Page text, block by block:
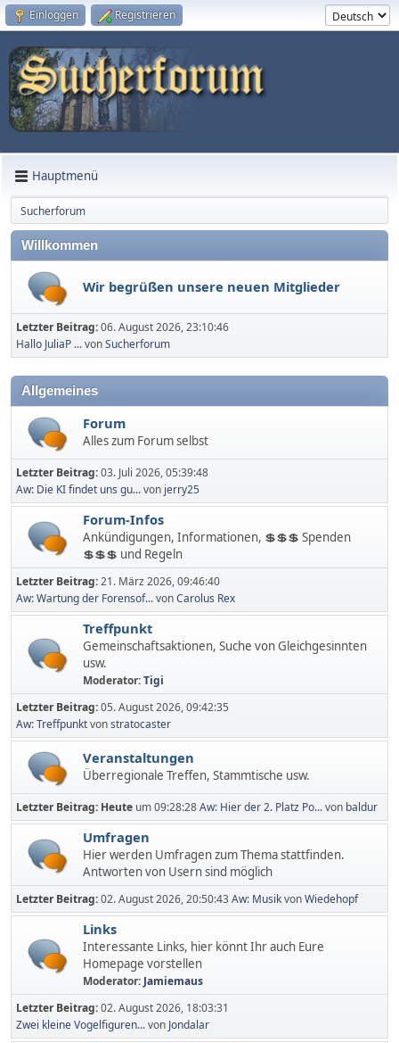
Einloggen Registrieren
Hauptmenü
Sucherforum
Willkommen
Wir begrüßen unsere neuen Mitglieder
Letzter Beitrag:06. August 2026, 23:10:46
Hallo JuliaP ...vonSucherforum
Allgemeines
Forum
Alles zum Forum selbst
Letzter Beitrag:03. Juli 2026, 05:39:48
Aw: Die KI findet uns gu...von jerry25
Forum-Infos
Ankündigungen, Informationen, 💲💲💲 Spenden
💲💲💲 und Regeln
Letzter Beitrag:21. März 2026, 09:46:40
Aw: Wartung der Forensof...vonCarolus Rex
Treffpunkt
Gemeinschaftsaktionen, Suche von Gleichgesinnten
usw.
Moderator:Tigi
Letzter Beitrag:05. August 2026, 09:42:35
Aw: Treffpunktvonstratocaster
Veranstaltungen
Überregionale Treffen, Stammtische usw.
Letzter Beitrag: Heute um 09:28:28Aw: Hier der 2. Platz Po...von baldur
Umfragen
Hier werden Umfragen zum Thema stattfinden.
Antworten von Usern sind möglich
Letzter Beitrag:02. August 2026, 20:50:43Aw: MusikvonWiedehopf
Links
Interessante Links, hier könnt Ihr auch Eure
Homepage vorstellen
Moderator: Jamiemaus
Letzter Beitrag:02. August 2026, 18:03:31
Zwei kleine Vogelfiguren...von Jondalar